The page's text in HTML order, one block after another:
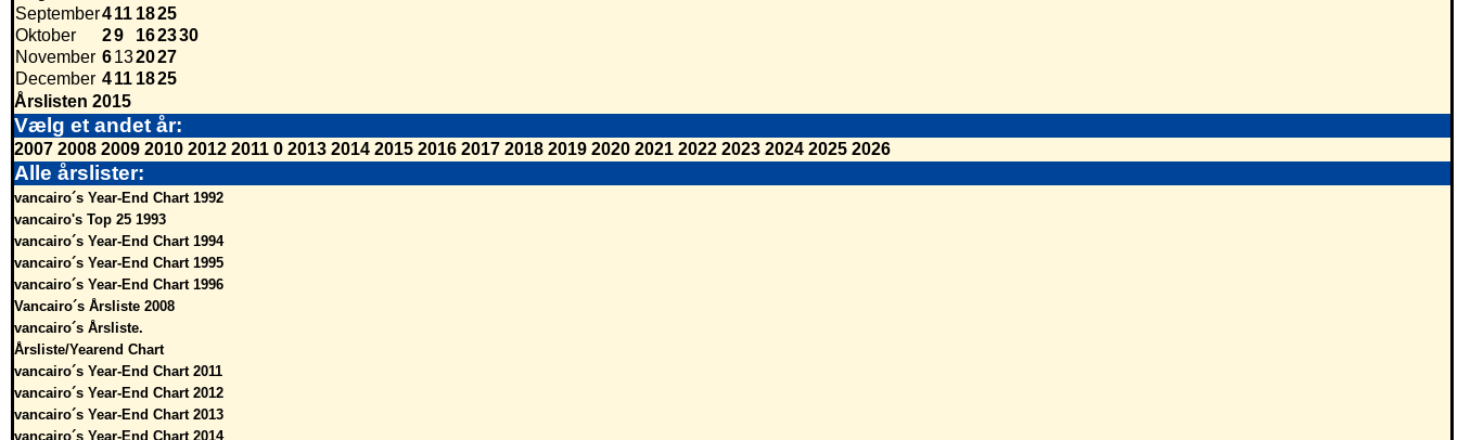
September411 1825
Oktober
29 162330
November 6132027
December 411 1825
Årslisten 2015
Vælg et andet år:
2007 2008 2009 2010 2012 2011 0 2013 2014 2015 2016 2017 2018 2019 2020 2021 2022 2023 2024 2025 2026
Alle årslister:
vancairo´s Year-End Chart 1992
vancairo's Top 25 1993
vancairo´s Year-End Chart 1994
vancairo´s Year-End Chart 1995
vancairo´s Year-End Chart 1996
Vancairo´s Årsliste 2008
vancairo´s Årsliste.
Årsliste/Yearend Chart
vancairo´s Year-End Chart 2011
vancairo´s Year-End Chart 2012
vancairo´s Year-End Chart 2013
vancairo´s Year-End Chart 2014